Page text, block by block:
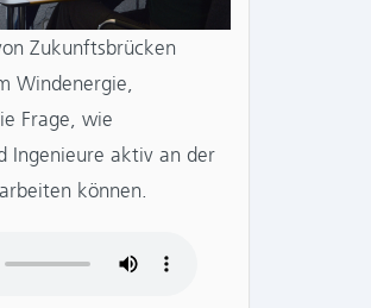
Zukunftsbrücken
Windenergie,
Frage, wie
Ingenieure aktiv an der
können.